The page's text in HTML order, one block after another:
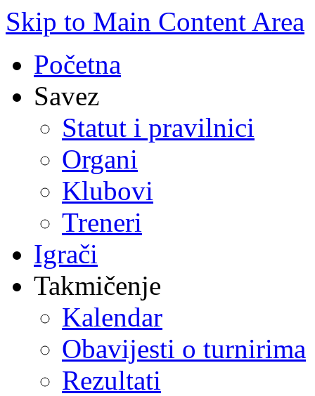
Skip to Main Content Area
Početna
Savez
Statut i pravilnici
Organi
Klubovi
Treneri
Igrači
Takmičenje
Kalendar
Obavijesti o turnirima
Rezultati